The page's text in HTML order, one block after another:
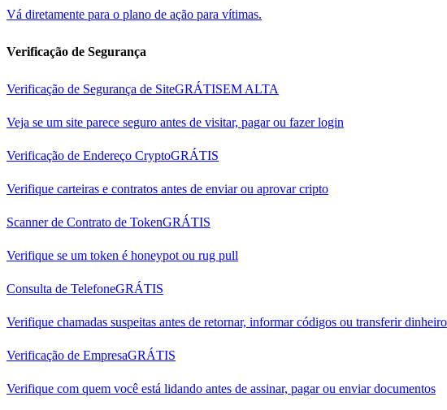
Vá diretamente para o plano de ação para vítimas.
Verificação de Segurança
Verificação de Segurança de SiteGRÁTISEM ALTA
Veja se um site parece seguro antes de visitar, pagar ou fazer login
Verificação de Endereço CryptoGRÁTIS
Verifique carteiras e contratos antes de enviar ou aprovar cripto
Scanner de Contrato de TokenGRÁTIS
Verifique se um token é honeypot ou rug pull
Consulta de TelefoneGRÁTIS
Verifique chamadas suspeitas antes de retornar, informar códigos ou transferir dinheiro
Verificação de EmpresaGRÁTIS
Verifique com quem você está lidando antes de assinar, pagar ou enviar documentos